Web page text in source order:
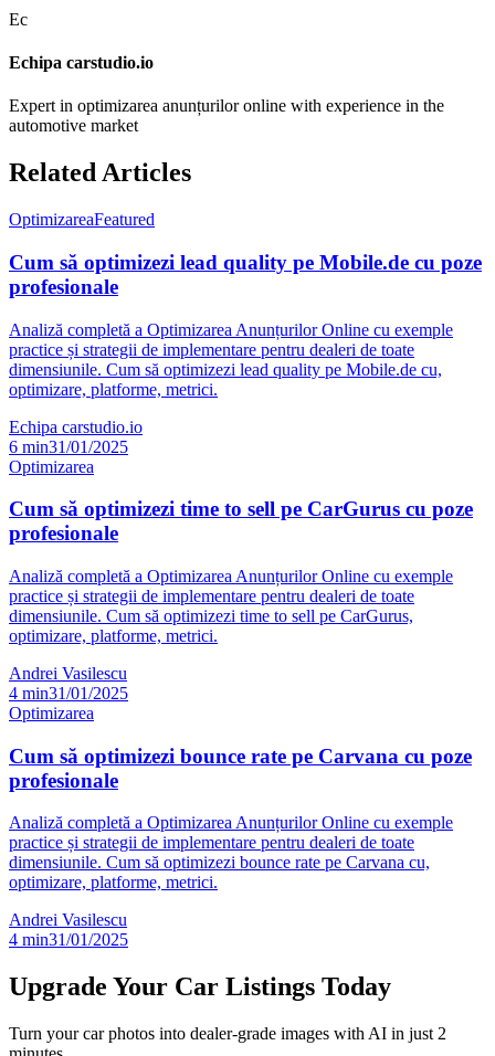
Ec
Echipa carstudio.io
Expert in optimizarea anunțurilor online with experience in the
automotive market
Related Articles
OptimizareaFeatured
Cum să optimizezi lead quality pe Mobile.de cu poze
profesionale
Analiză completă a Optimizarea Anunțurilor Online cu exemple
practice și strategii de implementare pentru dealeri de toate
dimensiunile. Cum să optimizezi lead quality pe Mobile.de cu,
optimizare, platforme, metrici.
Echipa carstudio.io
6 min31/01/2025
Optimizarea
Cum să optimizezi time to sell pe CarGurus cu poze
profesionale
Analiză completă a Optimizarea Anunțurilor Online cu exemple
practice și strategii de implementare pentru dealeri de toate
dimensiunile. Cum să optimizezi time to sell pe CarGurus,
optimizare, platforme, metrici.
Andrei Vasilescu
4 min31/01/2025
Optimizarea
Cum să optimizezi bounce rate pe Carvana cu poze
profesionale
Analiză completă a Optimizarea Anunțurilor Online cu exemple
practice și strategii de implementare pentru dealeri de toate
dimensiunile. Cum să optimizezi bounce rate pe Carvana cu,
optimizare, platforme, metrici.
Andrei Vasilescu
4 min31/01/2025
Upgrade Your Car Listings Today
Turn your car photos into dealer-grade images with AI in just 2